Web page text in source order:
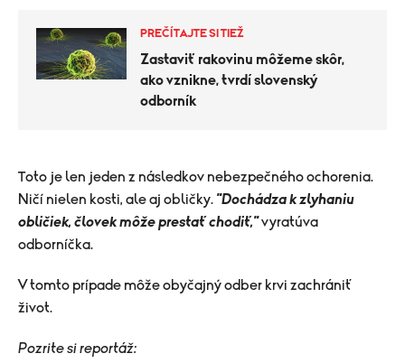
PREČÍTAJTE SI TIEŽ
Zastaviť rakovinu môžeme skôr,
ako vznikne, tvrdí slovenský
odborník
Toto je len jeden z následkov nebezpečného ochorenia.
Ničí nielen kosti, ale aj obličky. "Dochádza k zlyhaniu
obličiek, človek môže prestať chodiť,"vyratúva
odborníčka.
V tomto prípade môže obyčajný odber krvi zachrániť
život.
Pozrite si reportáž: